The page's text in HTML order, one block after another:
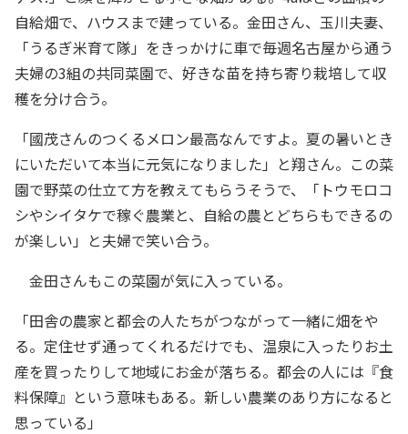
自給畑で、ハウスまで建っている。金田さん、玉川夫妻、
「うるぎ米育て隊」をきっかけに車で毎週名古屋から通う
夫婦の3組の共同菜園で、好きな苗を持ち寄り栽培して収
穫を分け合う。
「國茂さんのつくるメロン最高なんですよ。夏の暑いとき
にいただいて本当に元気になりました」と翔さん。この菜
園で野菜の仕立て方を教えてもらうそうで、「トウモロコ
シやシイタケで稼ぐ農業と、自給の農とどちらもできるの
が楽しい」と夫婦で笑い合う。
金田さんもこの菜園が気に入っている。
「田舎の農家と都会の人たちがつながって一緒に畑をや
る。定住せず通ってくれるだけでも、温泉に入ったりお土
産を買ったりして地域にお金が落ちる。都会の人には『食
料保障』という意味もある。新しい農業のあり方になると
思っている」